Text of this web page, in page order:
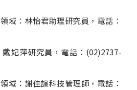
域：林怡君助理研究員，電話：
妃萍研究員，電話：(02)2737-
域：謝佳諠科技管理師，電話：